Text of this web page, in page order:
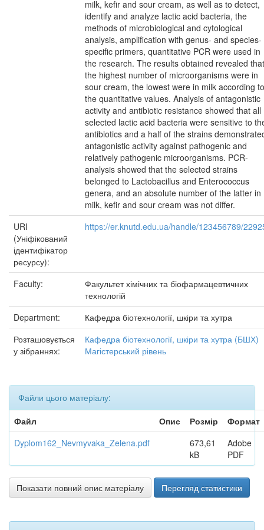
milk, kefir and sour cream, as well as to detect,
identify and analyze lactic acid bacteria, the
methods of microbiological and cytological
analysis, amplification with genus- and species-
specific primers, quantitative PCR were used in
the research. The results obtained revealed that
the highest number of microorganisms were in
sour cream, the lowest were in milk according to
the quantitative values. Analysis of antagonistic
activity and antibiotic resistance showed that all
selected lactic acid bacteria were sensitive to
antibiotics and a half of the strains
antagonistic activity against pathogenic and
relatively pathogenic microorganisms. PCR-
analysis showed that the selected strains
belonged to Lactobacillus and Enterococcus
genera, and an absolute number of the latter in
milk, kefir and sour cream was not differ.
URI
(Уніфікований
ідентифікатор
ресурсу):
https://er.knutd.edu.ua/handle/123456789/
Faculty:
Факультет хімічних та біофармацевтичних
технологій
Department:
Кафедра біотехнології, шкіри та хутра
Розташовується
у зібраннях:
Кафедра біотехнології, шкіри та хутра (БШХ)
Магістерський рівень
Файли цього матеріалу:
Файл
Опис Розмір
Формат
Dyplom162_Nevmyvaka_Zelena.pdf
673,61
kB
Adobe
PDF
Показати повний опис матеріалу Перегляд статистики